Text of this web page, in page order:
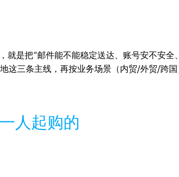
是把“邮件能不能稳定送达、账号安不安全
这三条主线，再按业务场景（内贸/外贸/跨
人起购的